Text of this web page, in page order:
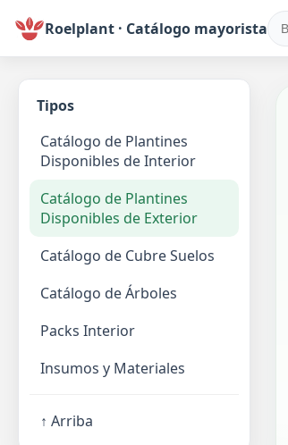
Roelplant · Catálogo mayorista
Tipos
Catálogo de Plantines
Disponibles de Interior
Catálogo de Plantines
Disponibles de Exterior
Catálogo de Cubre Suelos
Catálogo de Árboles
Packs Interior
Insumos y Materiales
↑ Arriba